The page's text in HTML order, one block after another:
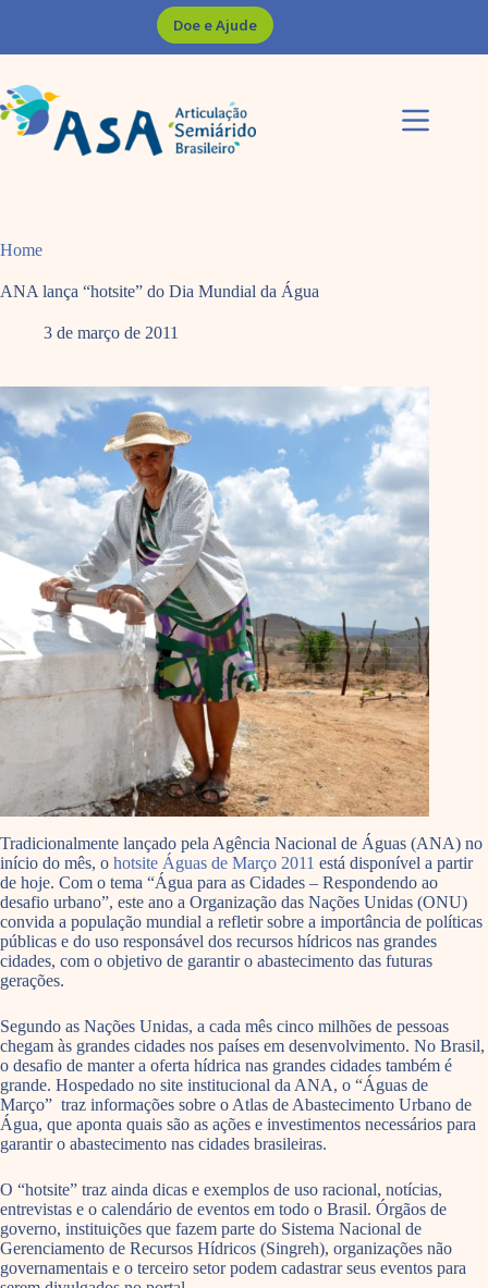
Doe e Ajude
Home
ANA lança “hotsite” do Dia Mundial da Água
3 de março de 2011
Tradicionalmente lançado pela Agência Nacional de Águas (ANA) no
início do mês, o hotsite Águas de Março 2011 está disponível a partir
de hoje. Com o tema “Água para as Cidades – Respondendo ao
desafio urbano”, este ano a Organização das Nações Unidas (ONU)
convida a população mundial a refletir sobre a importância de políticas
públicas e do uso responsável dos recursos hídricos nas grandes
cidades, com o objetivo de garantir o abastecimento das futuras
gerações.
Segundo as Nações Unidas, a cada mês cinco milhões de pessoas
chegam às grandes cidades nos países em desenvolvimento. No Brasil,
o desafio de manter a oferta hídrica nas grandes cidades também é
grande. Hospedado no site institucional da ANA, o “Águas de
Março” traz informações sobre o Atlas de Abastecimento Urbano de
Água, que aponta quais são as ações e investimentos necessários para
garantir o abastecimento nas cidades brasileiras.
O “hotsite” traz ainda dicas e exemplos de uso racional, notícias,
entrevistas e o calendário de eventos em todo o Brasil. Órgãos de
governo, instituições que fazem parte do Sistema Nacional de
Gerenciamento de Recursos Hídricos (Singreh), organizações não
governamentais e o terceiro setor podem cadastrar seus eventos para